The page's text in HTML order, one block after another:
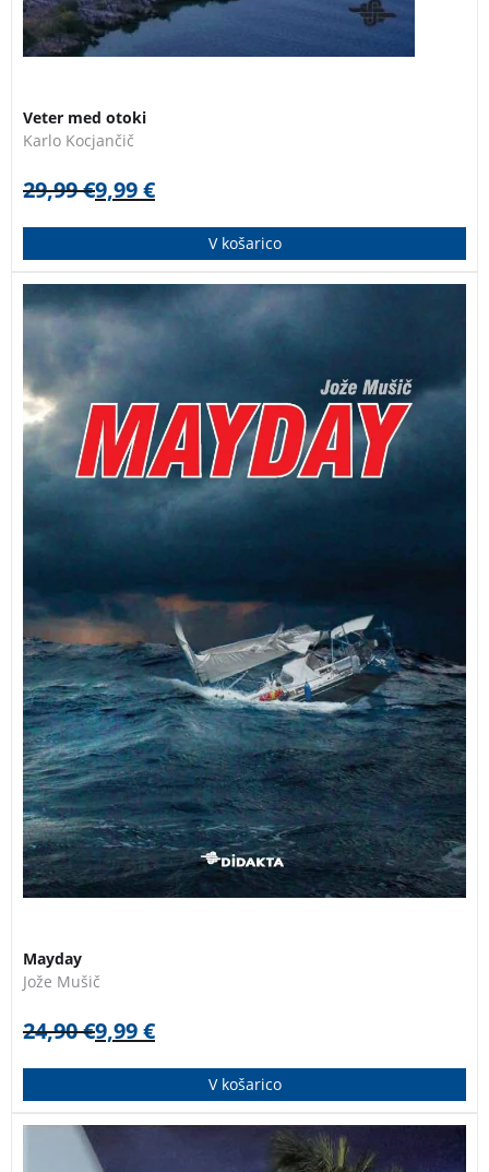
Veter med otoki
Karlo Kocjančič
29,99€9,99€
V košarico
Izbor trinajstih pomorskih nesreč z vsega sveta je
pripravil Jože Mušič, prvi Slovenec, ki je objadral svet.
Med njimi so tudi zgodbe slovenskih jadralcev: Jureta
Šterka, Sreča Pusta, Slavca Šikonje in Milanke Lange
Lipovec. Opisani brodolomi pričajo, kako iznajdljiv in
pogumen zna biti človek, ko se znajde v
nepredvidljivih težavah, na robu preživetja.
Mayday
Jože Mušič
24,90€9,99€
V košarico
Preko 30.000 milj trajajoče plovbe skozi tišine in